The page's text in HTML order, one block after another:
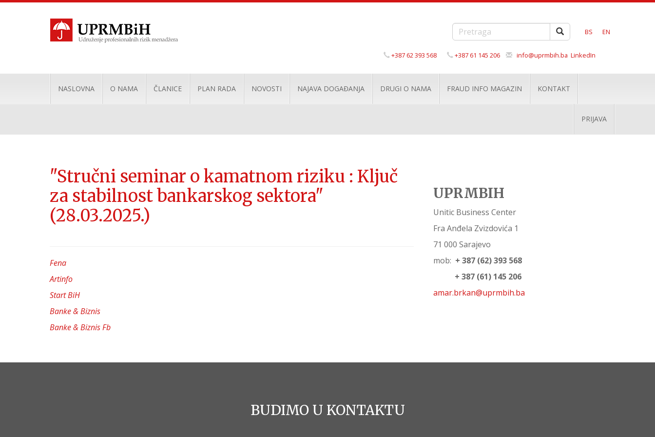
BS EN
+387 62 393 568 +387 61 145 206 info@uprmbih.ba LinkedIn
NASLOVNA O NAMA ČLANICE PLAN RADA NOVOSTI NAJAVA DOGAĐANJA DRUGI O NAMA FRAUD INFO MAGAZIN KONTAKT
PRIJAVA
"Stručni seminar o kamatnom riziku : Ključ
za stabilnost bankarskog sektora"
(28.03.2025.)
Fena
Artinfo
Start BiH
Banke & Biznis
Banke & Biznis Fb
UPRMBIH
Unitic Business Center
Fra Anđela Zvizdovića 1
71 000 Sarajevo
mob: + 387 (62) 393 568
+ 387 (61) 145 206
amar.brkan@uprmbih.ba
BUDIMO U KONTAKTU